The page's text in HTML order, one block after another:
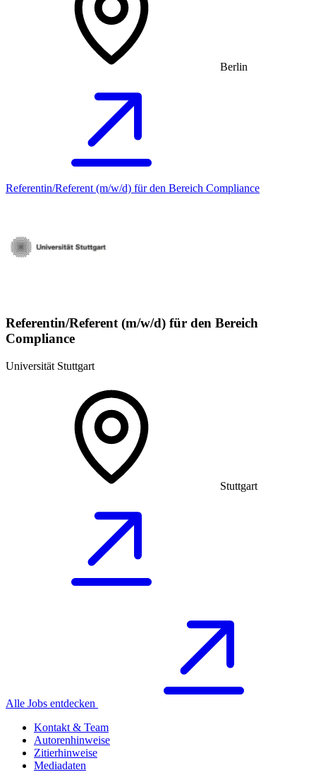
Berlin
Referentin/Referent (m/w/d) für den Bereich Compliance
Referentin/Referent (m/w/d) für den Bereich
Compliance
Universität Stuttgart
Stuttgart
Alle Jobs entdecken
Kontakt & Team
Autorenhinweise
Zitierhinweise
Mediadaten